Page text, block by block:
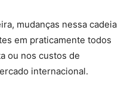
mudanças nessa cadeia
em praticamente todos
ou nos custos de
internacional.